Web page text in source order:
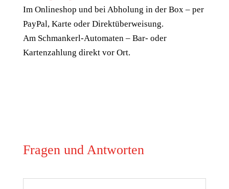
Im Onlineshop und bei Abholung in der Box – per
PayPal, Karte oder Direktüberweisung.
Am Schmankerl-Automaten – Bar- oder
Kartenzahlung direkt vor Ort.
Fragen und Antworten